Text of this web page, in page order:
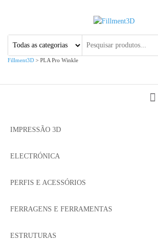
Fillment3D
Fillment3D > PLA Pro Winkle
IMPRESSÃO 3D
ELECTRÓNICA
PERFIS E ACESSÓRIOS
FERRAGENS E FERRAMENTAS
ESTRUTURAS